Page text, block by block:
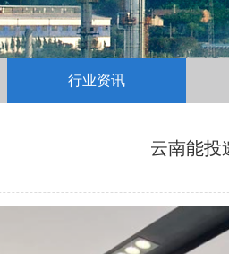
行业资讯
云南能投